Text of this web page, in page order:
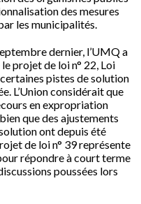
des mesures
les municipalités.
dernier, l’UMQ a
projet de loi n° 22, Loi
pistes de solution
L’Union considérait que
en expropriation
que des ajustements
ont depuis été
de loi n° 39 représente
répondre à court terme
poussées lors